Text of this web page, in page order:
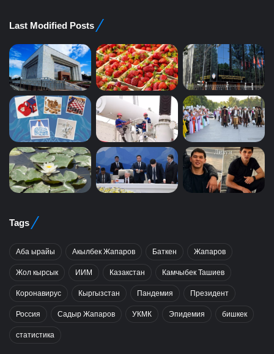
Last Modified Posts
Tags
Аба ырайы Акылбек Жапаров Баткен Жапаров
Жол кырсык ИИМ Казакстан Камчыбек Ташиев
Коронавирус Кыргызстан Пандемия Президент
Россия Садыр Жапаров УКМК Эпидемия бишкек
статистика